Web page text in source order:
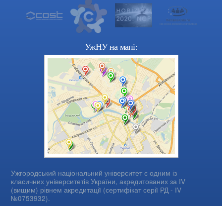
УжНУ на мапі:
Ужгородський національний університет є одним із
класичних університетів України, акредитованих за IV
(вищим) рівнем акредитації (сертифікат серії РД - IV
№0753932).